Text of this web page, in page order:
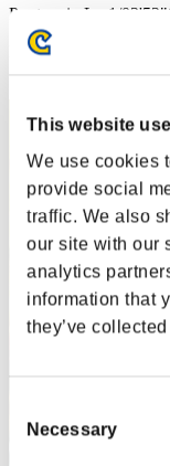
This website
We use cookies
provide social
traffic. We also
our site with our
analytics
information that
they’ve
Selection
Necessary
Punteggio:Lv:1/
Posizione
2